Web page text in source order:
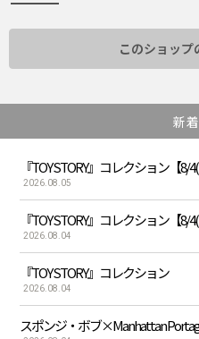
このショッ
新
『TOY STORY』コレクション【8/
2026.08.05
『TOY STORY』コレクション【8/
2026.08.04
『TOY STORY』コレクション
2026.08.04
スポンジ・ボブ×Manhattan